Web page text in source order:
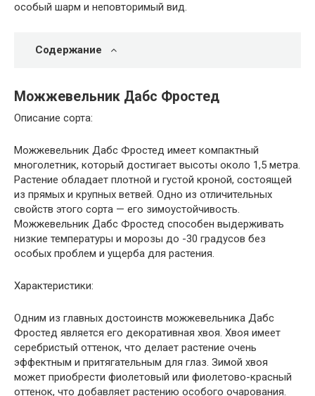
особый шарм и неповторимый вид.
Содержание
Можжевельник Дабс Фростед
Описание сорта:
Можжевельник Дабс Фростед имеет компактный
многолетник, который достигает высоты около 1,5 метра.
Растение обладает плотной и густой кроной, состоящей
из прямых и крупных ветвей. Одно из отличительных
свойств этого сорта — его зимоустойчивость.
Можжевельник Дабс Фростед способен выдерживать
низкие температуры и морозы до -30 градусов без
особых проблем и ущерба для растения.
Характеристики:
Одним из главных достоинств можжевельника Дабс
Фростед является его декоративная хвоя. Хвоя имеет
серебристый оттенок, что делает растение очень
эффектным и притягательным для глаз. Зимой хвоя
может приобрести фиолетовый или фиолетово-красный
оттенок, что добавляет растению особого очарования.